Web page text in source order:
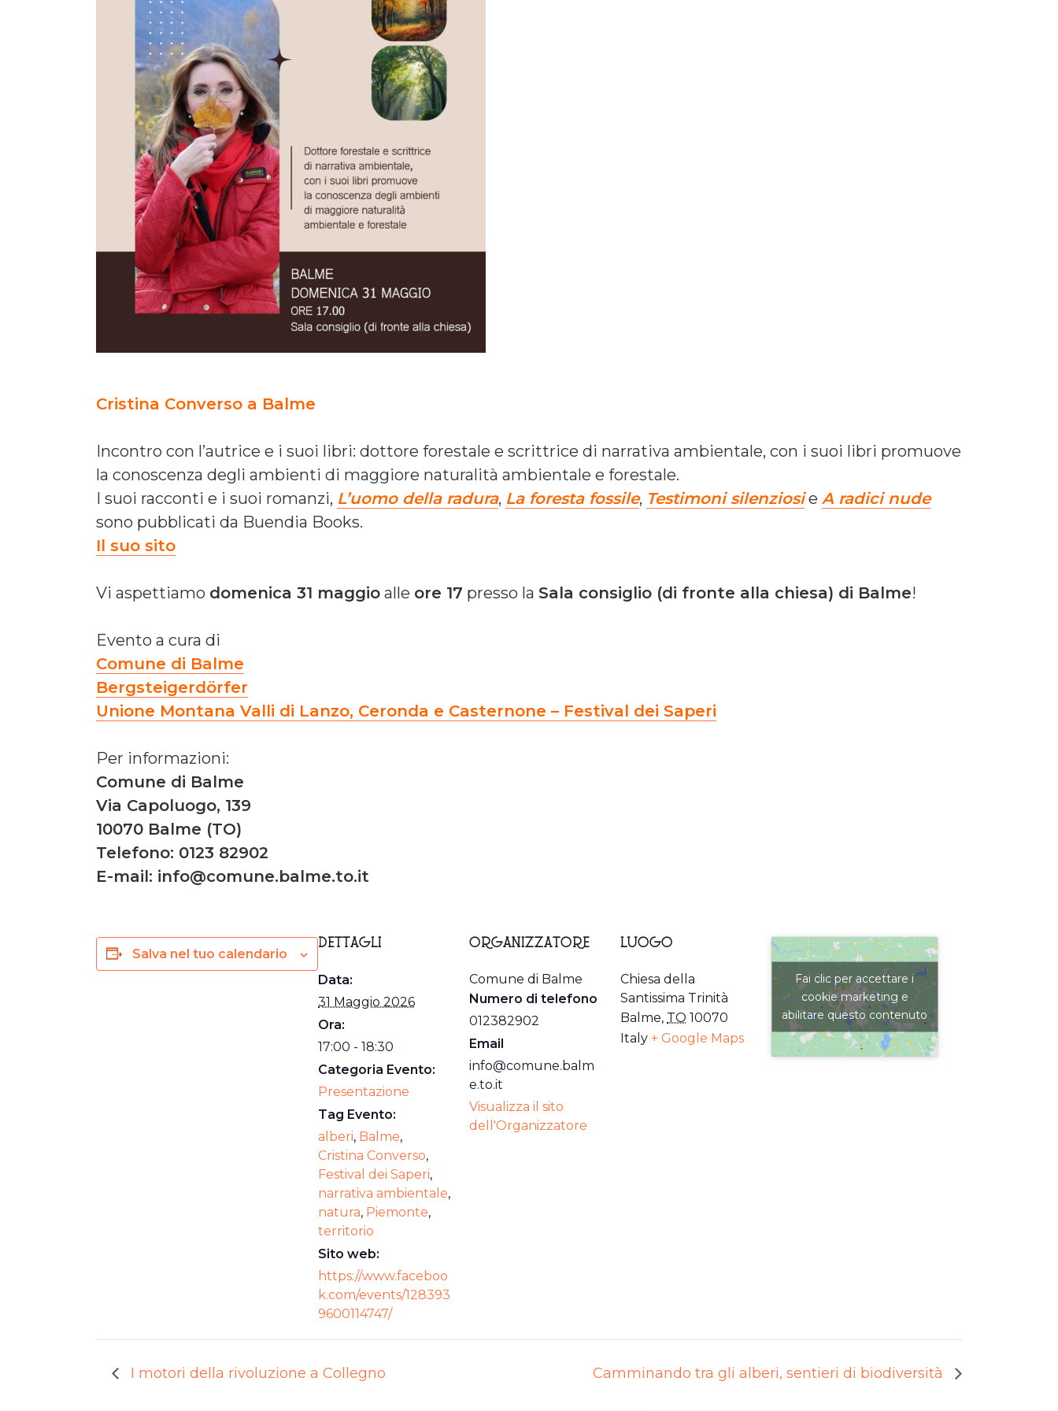
Cristina Converso a Balme
Incontro con l’autrice e i suoi libri: dottore forestale e scrittrice di narrativa ambientale, con i suoi libri promuove
la conoscenza degli ambienti di maggiore naturalità ambientale e forestale.
I suoi racconti e i suoi romanzi, L’uomo della radura, La foresta fossile, Testimoni silenziosie A radici nude
sono pubblicati da Buendia Books.
Il suo sito
Vi aspettiamo domenica 31 maggio alle ore 17 presso la Sala consiglio (di fronte alla chiesa) di Balme!
Evento a cura di
Comune di Balme
Bergsteigerdörfer
Unione Montana Valli di Lanzo, Ceronda e Casternone – Festival dei Saperi
Per informazioni:
Comune di Balme
Via Capoluogo, 139
10070 Balme (TO)
Telefono: 0123 82902
E-mail: info@comune.balme.to.it
Salva nel tuo calendario
DETTAGLI
Data:
31 Maggio 2026
Ora:
17:00 - 18:30
Categoria Evento:
Presentazione
Tag Evento:
alberi, Balme,
Cristina Converso,
Festival dei Saperi,
narrativa ambientale,
natura, Piemonte,
territorio
Sito web:
https://www.faceboo
k.com/events/128393
9600114747/
ORGANIZZATORE
Comune di Balme
Numero di telefono
012382902
Email
info@comune.balm
e.to.it
Visualizza il sito
dell'Organizzatore
LUOGO
Chiesa della
Santissima Trinità
Balme, TO 10070
Italy + Google Maps
Fai clic per accettare i
cookie marketing e
abilitare questo contenuto
I motori della rivoluzione a Collegno Camminando tra gli alberi, sentieri di biodiversità